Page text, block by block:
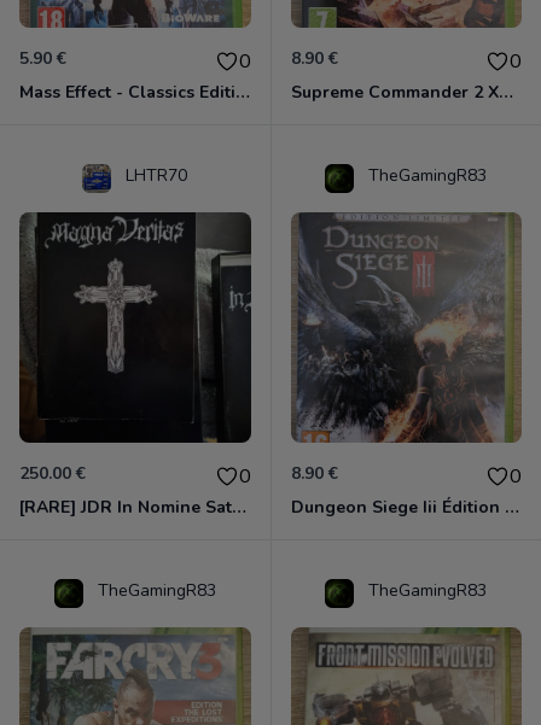
5.90 € 0
Mass Effect - Classics Edition Xbox 360
8.90 € 0
Supreme Commander 2 Xbox 360
LHTR70
250.00 € 0
[RARE] JDR In Nomine Satanis / Magna Veritas – 1ère Édition BOÎTE (DOS BLANC, 1989) - CROC / Siroz
TheGamingR83
8.90 € 0
Dungeon Siege Iii Édition Limitée - Vf Intégrale Xbox 360
TheGamingR83 TheGamingR83